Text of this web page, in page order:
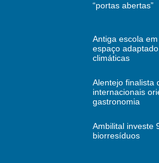
“portas abertas”
Antiga escola
espaço
climáticas
Alentejo finalista
internacionais
gastronomia
Ambilital investe
biorresíduos